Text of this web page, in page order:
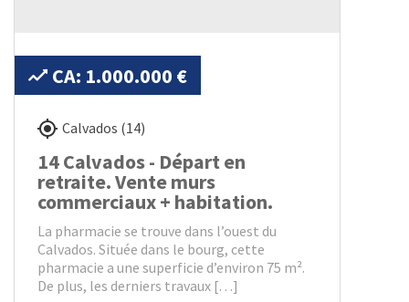
CA: 1.000.000 €
Calvados (14)
14 Calvados - Départ en
retraite. Vente murs
commerciaux + habitation.
La pharmacie se trouve dans l’ouest du
Calvados. Située dans le bourg, cette
pharmacie a une superficie d’environ 75 m².
De plus, les derniers travaux […]